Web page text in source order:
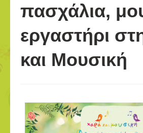
πασχάλια,
εργαστήρι
και Μουσική